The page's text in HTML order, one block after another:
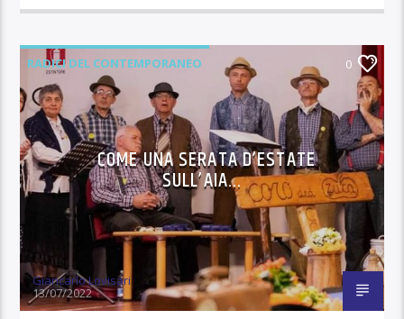
RADICI DEL CONTEMPORANEO 0
COME UNA SERATA D’ESTATE
SULL’AIA…
Giancarlo Lovisari
13/07/2022